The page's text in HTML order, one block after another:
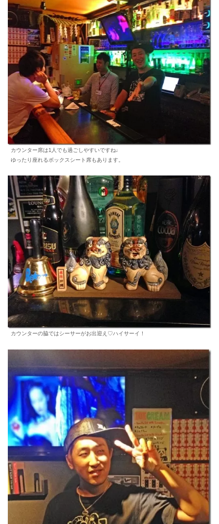
カウンター席は1人でも過ごしやすいですね♩
ゆったり座れるボックスシート席もあります。
カウンターの脇ではシーサーがお出迎え♡ハイサーイ！